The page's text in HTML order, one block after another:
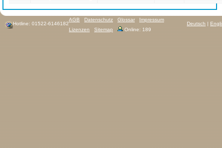
Hotline: 01522-6146182 Deutsch |
AGB Datenschutz Glossar
Impressum
Lizenzen
Sitemap Online: 189